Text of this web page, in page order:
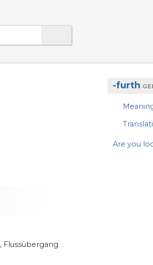
-furth
Are you
, Flussübergang